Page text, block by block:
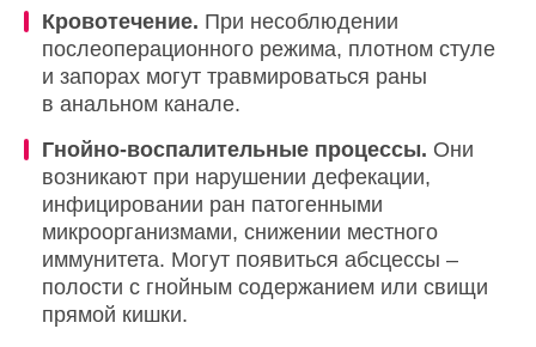
Кровотечение. При несоблюдении
послеоперационного режима, плотном стуле
и запорах могут травмироваться раны
в анальном канале.
Гнойно-воспалительные процессы. Они
возникают при нарушении дефекации,
инфицировании ран патогенными
микроорганизмами, снижении местного
иммунитета. Могут появиться абсцессы –
полости с гнойным содержанием или свищи
прямой кишки.